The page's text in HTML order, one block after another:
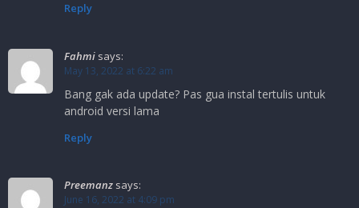
Reply
Fahmi says:
May 13, 2022 at 6:22 am
Bang gak ada update? Pas gua instal tertulis untuk
android versi lama
Reply
Preemanz says:
June 16, 2022 at 4:09 pm